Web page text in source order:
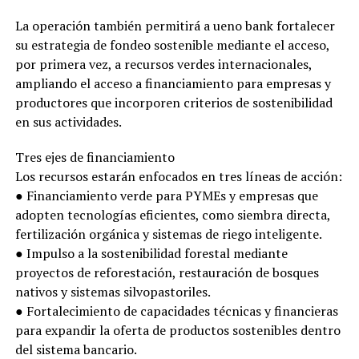
La operación también permitirá a ueno bank fortalecer
su estrategia de fondeo sostenible mediante el acceso,
por primera vez, a recursos verdes internacionales,
ampliando el acceso a financiamiento para empresas y
productores que incorporen criterios de sostenibilidad
en sus actividades.
Tres ejes de financiamiento
Los recursos estarán enfocados en tres líneas de acción:
● Financiamiento verde para PYMEs y empresas que
adopten tecnologías eficientes, como siembra directa,
fertilización orgánica y sistemas de riego inteligente.
● Impulso a la sostenibilidad forestal mediante
proyectos de reforestación, restauración de bosques
nativos y sistemas silvopastoriles.
● Fortalecimiento de capacidades técnicas y financieras
para expandir la oferta de productos sostenibles dentro
del sistema bancario.